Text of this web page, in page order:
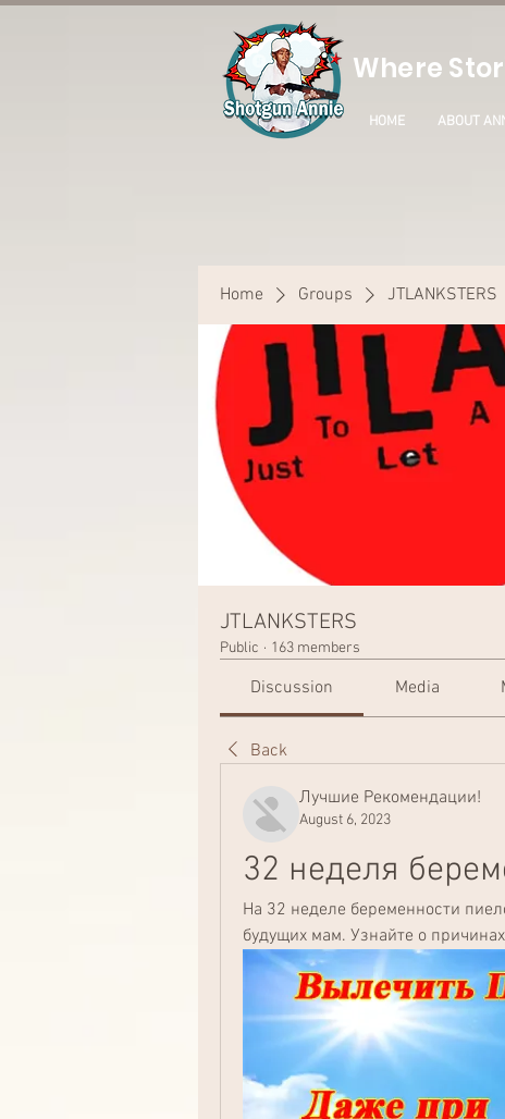
Where
HOME ABOUT
Home Groups JTLANKSTERS
JTLANKSTERS
Public · 163 members
Discussion Media
Back
Лучшие Рекомендации!
August 6, 2023
32 неделя
На 32 неделе беременности
будущих мам. Узнайте о